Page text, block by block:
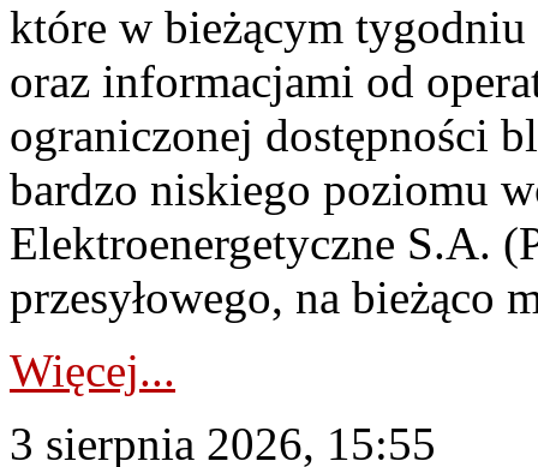
które w bieżącym tygodniu
oraz informacjami od
ograniczonej dostępności
bardzo niskiego poziomu
Elektroenergetyczne S.A.
przesyłowego, na bieżąco
Więcej...
3 sierpnia 2026, 15:55